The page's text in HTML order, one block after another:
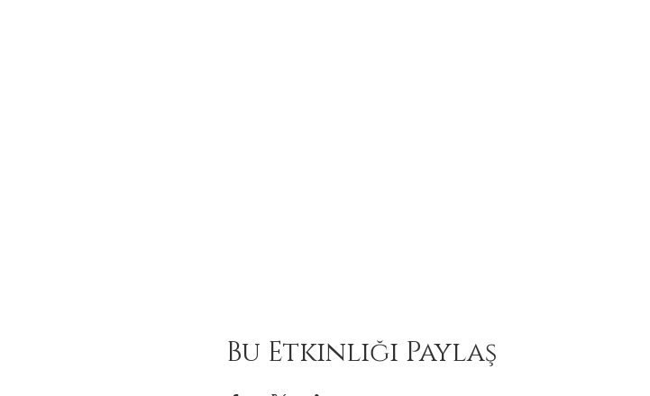
Bu Etkinliği Paylaş